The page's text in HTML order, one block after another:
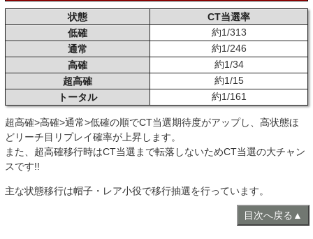
状態
CT当選率
低確
約1/313
通常
約1/246
高確
約1/34
超高確
約1/15
トータル
約1/161
超高確>高確>通常>低確の順でCT当選期待度がアップし、高状態ほ
どリーチ目リプレイ確率が上昇します。
また、超高確移行時はCT当選まで転落しないためCT当選の大チャン
スです!!
主な状態移行は帽子・レア小役で移行抽選を行っています。
目次へ戻る▲